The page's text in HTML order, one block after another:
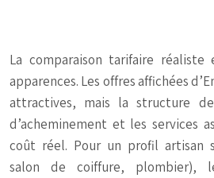
La comparaison tarifaire réaliste
apparences. Les offres affichées
attractives, mais la structure
d’acheminement et les services
coût réel. Pour un profil artisan
salon de coiffure, plombier),